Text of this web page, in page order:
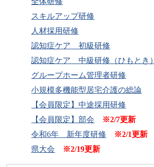
スキルアップ研修
人材採用研修
認知症ケア 初級研修
認知症ケア 中級研修（ひもとき）
グループホーム管理者研修
小規模多機能型居宅介護の総論
【会員限定】中途採用研修
【会員限定】部会 ※2/7更新
令和6年 新年度研修
※2/1更新
県大会
※2/19更新